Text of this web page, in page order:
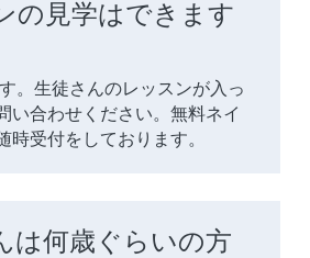
の見学はできます
。生徒さんのレッスンが入っ
い合わせください。無料ネイ
時受付をしております。
は何歳ぐらいの方